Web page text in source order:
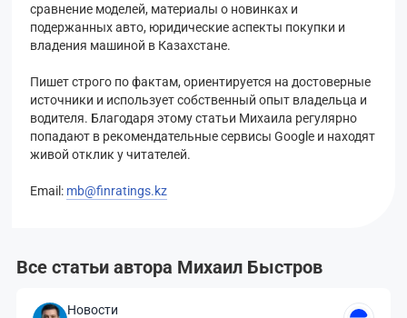
сравнение моделей, материалы о новинках и
подержанных авто, юридические аспекты покупки и
владения машиной в Казахстане.
Пишет строго по фактам, ориентируется на достоверные
источники и использует собственный опыт владельца и
водителя. Благодаря этому статьи Михаила регулярно
попадают в рекомендательные сервисы Google и находят
живой отклик у читателей.
Email: mb@finratings.kz
Все статьи автора Михаил Быстров
Новости